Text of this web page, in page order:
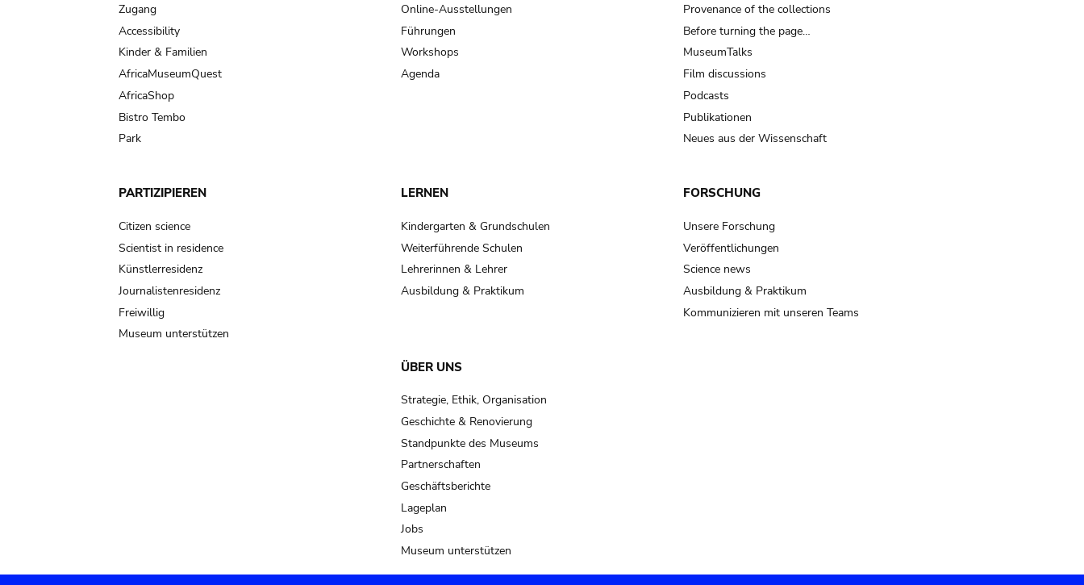
Zugang
Accessibility
Kinder & Familien
AfricaMuseumQuest
AfricaShop
Bistro Tembo
Park
Online-Ausstellungen
Führungen
Workshops
Agenda
Provenance of the collections
Before turning the page…
MuseumTalks
Film discussions
Podcasts
Publikationen
Neues aus der Wissenschaft
PARTIZIPIEREN
Citizen science
Scientist in residence
Künstlerresidenz
Journalistenresidenz
Freiwillig
Museum unterstützen
LERNEN
Kindergarten & Grundschulen
Weiterführende Schulen
Lehrerinnen & Lehrer
Ausbildung & Praktikum
FORSCHUNG
Unsere Forschung
Veröffentlichungen
Science news
Ausbildung & Praktikum
Kommunizieren mit unseren Teams
ÜBER UNS
Strategie, Ethik, Organisation
Geschichte & Renovierung
Standpunkte des Museums
Partnerschaften
Geschäftsberichte
Lageplan
Jobs
Museum unterstützen